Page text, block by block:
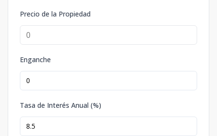
Precio de la Propiedad
Enganche
Tasa de Interés Anual (%)